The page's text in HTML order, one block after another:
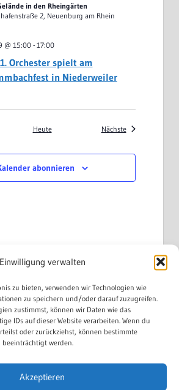
Einwilligung verwalten
zu bieten, verwenden wir Technologien wie
zu speichern und/oder darauf zuzugreifen.
zustimmst, können wir Daten wie das
IDs auf dieser Website verarbeiten. Wenn du
oder zurückziehst, können bestimmte
werden.
Akzeptieren
in den Rheingärten
2, Neuenburg am Rhein
Orchester spielt am
in Niederweiler
@ 15:00- 17:00
Heute NächsteVeranstaltungen
abonnieren
Verein